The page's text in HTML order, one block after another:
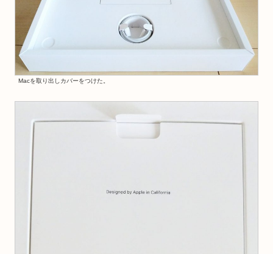
Macを取り出しカバーをつけた。